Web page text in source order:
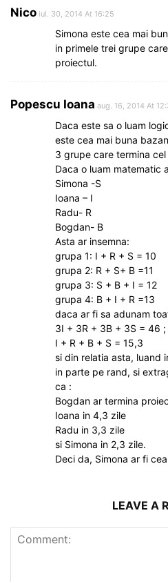
Nico iul. 30, 2014 At 16:25
Simona este cea mai
in primele trei grupe
proiectul.
Popescu Ioana aug. 16, 2014 At
Daca este sa o luam
este cea mai buna
3 grupe care termina
Daca o luam matematic
Simona -S
Ioana – I
Radu- R
Bogdan- B
Asta ar insemna:
grupa 1: I + R + S = 10
grupa 2: R + S+ B =11
grupa 3: S + B + I = 12
grupa 4: B + I + R =13
daca ar fi sa adunam
3I + 3R + 3B + 3S = 46
I + R + B + S = 15,3
si din relatia asta, luand
in parte pe rand, si
ca :
Bogdan ar termina
Ioana in 4,3 zile
Radu in 3,3 zile
si Simona in 2,3 zile.
Deci da, Simona ar fi
LEAVE A